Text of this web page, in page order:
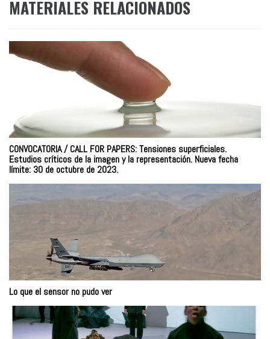
MATERIALES RELACIONADOS
CONVOCATORIA / CALL FOR PAPERS: Tensiones superficiales.
Estudios críticos de la imagen y la representación. Nueva fecha
límite: 30 de octubre de 2023.
Lo que el sensor no pudo ver